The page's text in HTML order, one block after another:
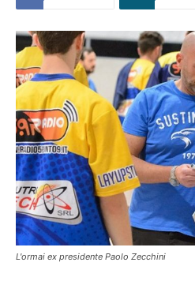
L'ormai ex presidente Paolo Zecchini